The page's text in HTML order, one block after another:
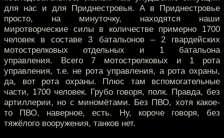
для нас и для Приднестровья. А в Приднестровье
просто, на минуточку, находятся наши
миротворческие силы в количестве примерно 1700
человек в составе 3 батальонов – 2 гвардейских
мотострелковых отдельных и 1 батальона
управления. Всего 7 мотострелковых и 1 рота
управления, т.е. не рота управления, а рота охраны,
да, вот рота охраны. Плюс там вспомогательные
части, 1700 человек. Грубо говоря, полк. Правда, без
артиллерии, но с миномётами. Без ПВО, хотя какое-
то ПВО, наверное, есть. Ну, короче говоря, без
тяжёлого вооружения, танков нет.